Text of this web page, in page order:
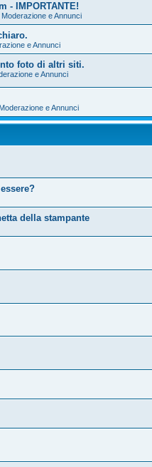
- IMPORTANTE!
Moderazione e Annunci
e Annunci
foto di altri siti.
e Annunci
Moderazione e Annunci
della stampante